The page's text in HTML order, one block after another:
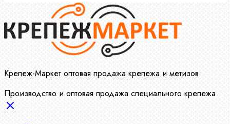
Крепеж-Маркет оптовая продажа крепежа и метизов
Производство и оптовая продажа специального крепежа